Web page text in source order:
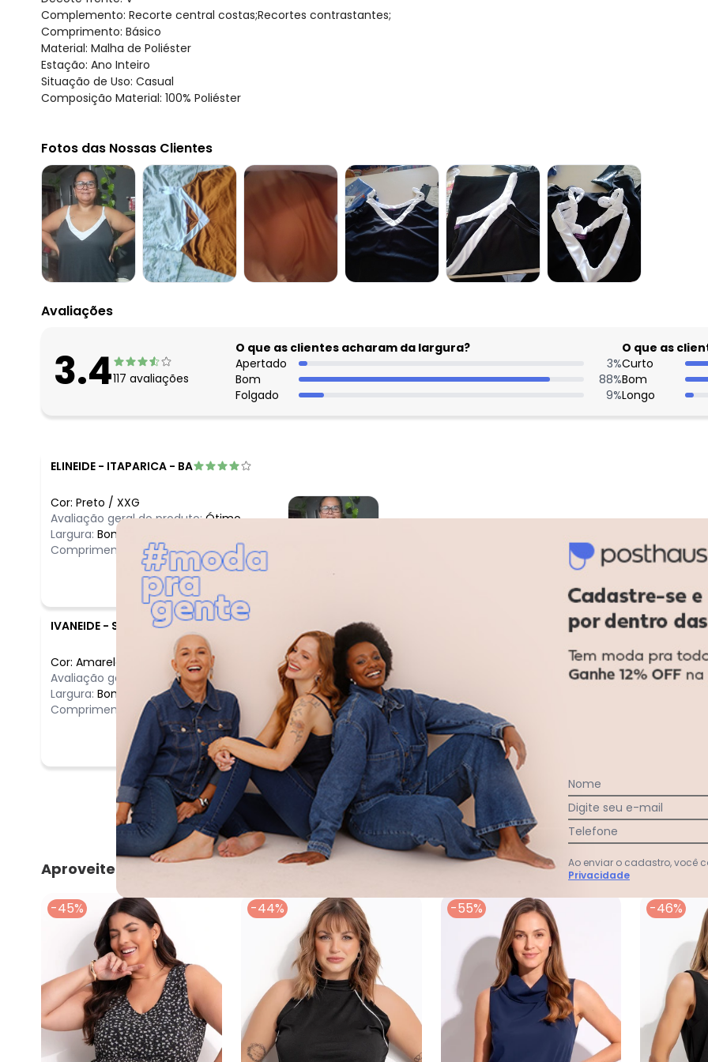
Complemento: Recorte central costas;Recortes contrastantes;
Comprimento: Básico
Material: Malha de Poliéster
Estação: Ano Inteiro
Situação de Uso: Casual
Composição Material: 100% Poliéster
Fotos das Nossas Clientes
Avaliações
3.4117 avaliações
O que as clientes acharam da largura?
Apertado
3%
Bom
88%
Folgado
9%
O que as
Curto
Bom
Longo
ELINEIDE - ITAPARICA - BA
Cor: Preto / XXG
Avaliação geral do produto: Ótimo
Largura: Bom
Comprimento:
Bom
IVANEIDE - SAO PAULO - SP
Cor: Amarelo
Avaliação geral do produto: Bom
Largura: Bom
Comprimento:
Bom
Ver todas as avaliações
Aproveite e compre junto
-45% -44% -55% -46%
Nome
Digite seu e-mail
Telefone
Ao enviar o cadastro, você
Privacidade